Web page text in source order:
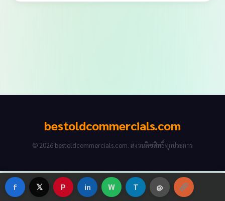
bestoldcommercials.com
© 2026 bestoldcommercials.com. สงวนลิขสิทธิ์ทุกประการ
f 𝕏 P in W T @